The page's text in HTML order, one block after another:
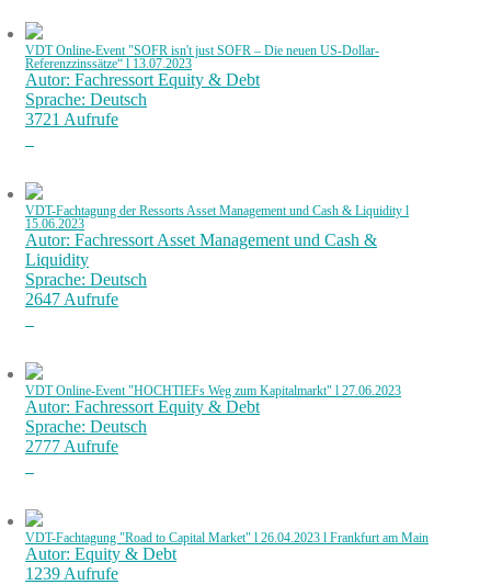
VDT Online-Event "SOFR isn't just SOFR – Die neuen US-Dollar-
Referenzzinssätze“ l 13.07.2023
Autor: Fachressort Equity & Debt
Sprache: Deutsch
3721 Aufrufe
VDT-Fachtagung der Ressorts Asset Management und Cash & Liquidity l
15.06.2023
Autor: Fachressort Asset Management und Cash &
Liquidity
Sprache: Deutsch
2647 Aufrufe
VDT Online-Event "HOCHTIEFs Weg zum Kapitalmarkt" l 27.06.2023
Autor: Fachressort Equity & Debt
Sprache: Deutsch
2777 Aufrufe
VDT-Fachtagung "Road to Capital Market" l 26.04.2023 l Frankfurt am Main
Autor: Equity & Debt
1239 Aufrufe